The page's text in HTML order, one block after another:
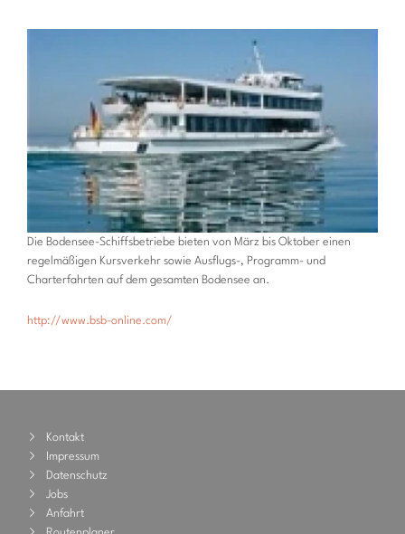
Die Bodensee-Schiffsbetriebe bieten von März bis Oktober einen
regelmäßigen Kursverkehr sowie Ausflugs-, Programm- und
Charterfahrten auf dem gesamten Bodensee an.
http://www.bsb-online.com/
Kontakt
Impressum
Datenschutz
Jobs
Anfahrt